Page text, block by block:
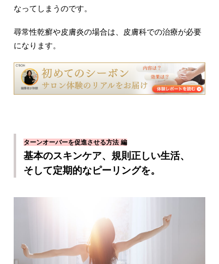
なってしまうのです。
尋常性乾癬や皮膚炎の場合は、皮膚科での治療が必要
になります。
ターンオーバーを促進させる方法 編
基本のスキンケア、規則正しい生活、
そして定期的なピーリングを。